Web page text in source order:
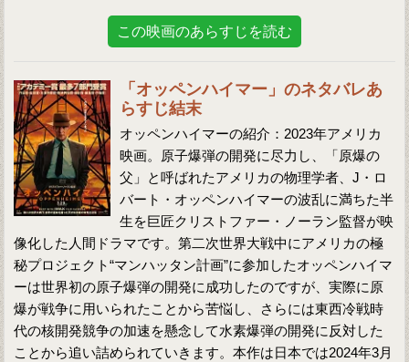
この映画のあらすじを読む
「オッペンハイマー」のネタバレあ
らすじ結末
オッペンハイマーの紹介：2023年アメリカ
映画。原子爆弾の開発に尽力し、「原爆の
父」と呼ばれたアメリカの物理学者、J・ロ
バート・オッペンハイマーの波乱に満ちた半
生を巨匠クリストファー・ノーラン監督が映
像化した人間ドラマです。第二次世界大戦中にアメリカの極
秘プロジェクト“マンハッタン計画”に参加したオッペンハイマ
ーは世界初の原子爆弾の開発に成功したのですが、実際に原
爆が戦争に用いられたことから苦悩し、さらには東西冷戦時
代の核開発競争の加速を懸念して水素爆弾の開発に反対した
ことから追い詰められていきます。本作は日本では2024年3月